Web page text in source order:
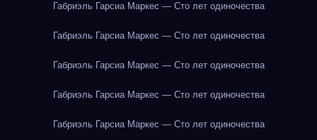
Габриэль Гарсиа Маркес — Сто лет одиночества
Габриэль Гарсиа Маркес — Сто лет одиночества
Габриэль Гарсиа Маркес — Сто лет одиночества
Габриэль Гарсиа Маркес — Сто лет одиночества
Габриэль Гарсиа Маркес — Сто лет одиночества